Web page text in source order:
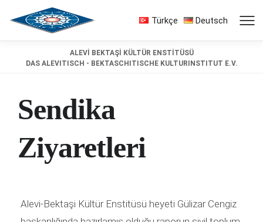
Türkçe Deutsch
ALEVİ BEKTAŞİ KÜLTÜR ENSTİTÜSÜ
DAS ALEVITISCH - BEKTASCHITISCHE KULTURINSTITUT E.V.
Sendika
Ziyaretleri
Alevi-Bektaşi Kültür Enstitüsü heyeti Gülizar Cengiz